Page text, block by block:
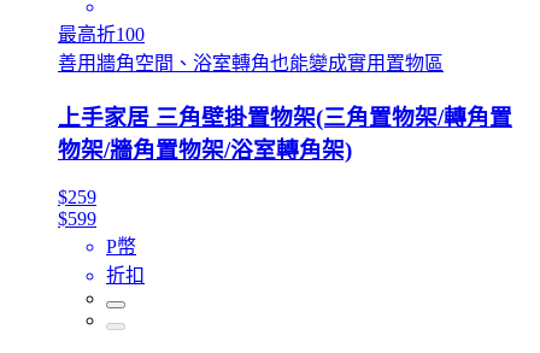
最高折100
善用牆角空間、浴室轉角也能變成實用置物區
上手家居 三角壁掛置物架(三角置物架/轉角置
物架/牆角置物架/浴室轉角架)
$259
$599
P幣
折扣